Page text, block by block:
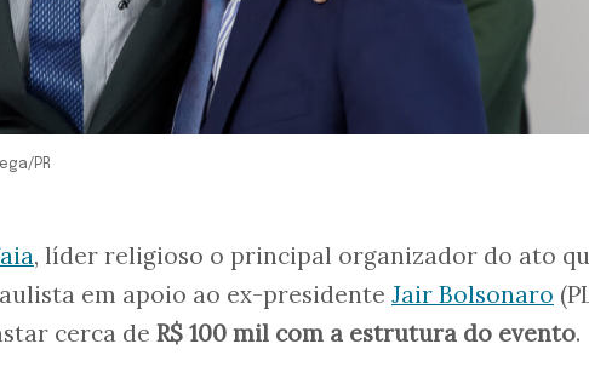
PR
, líder religioso o principal organizador do ato
em apoio ao ex-presidente Jair Bolsonaro
cerca de R$ 100 mil com a estrutura do evento.